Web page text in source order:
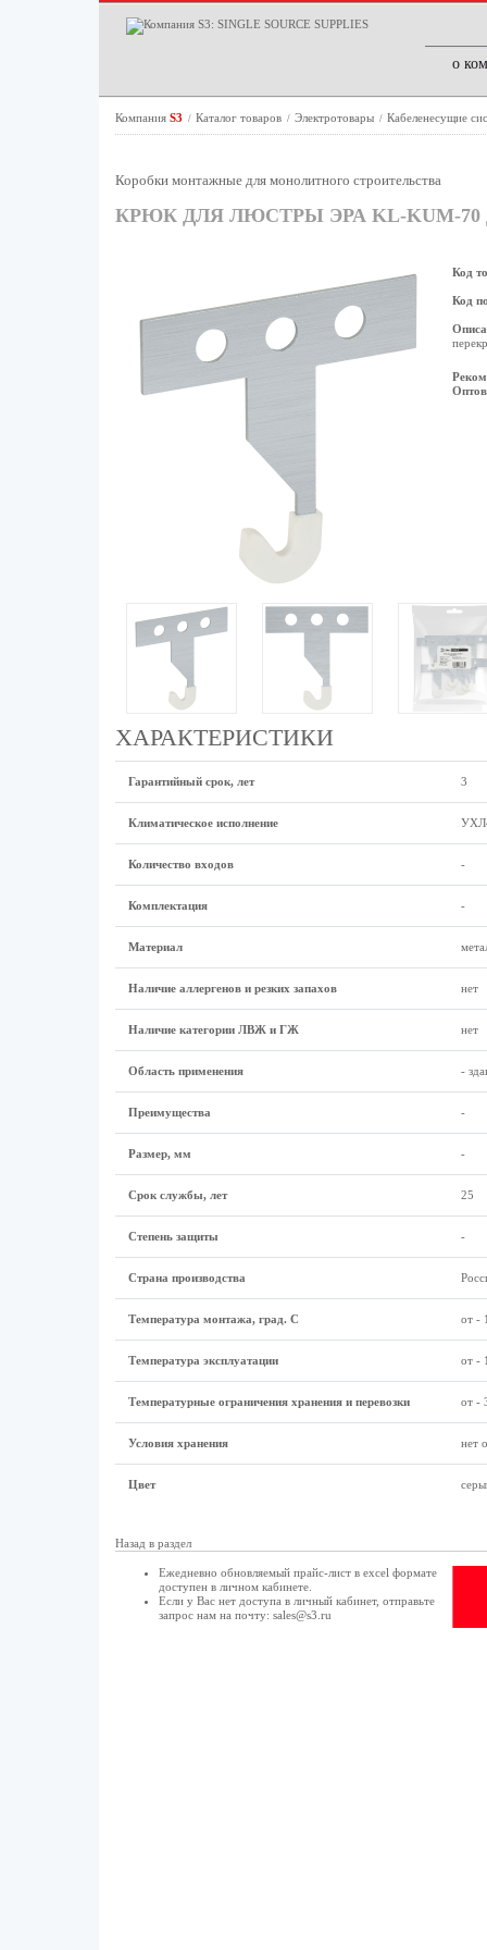
о
Компания S3 / Каталог товаров / Электротовары / Кабеленесущие
Коробки монтажные для монолитного строительства
КРЮК ДЛЯ ЛЮСТРЫ ЭРА KL-KUM-70
Код
Код
ХАРАКТЕРИСТИКИ
Гарантийный срок, лет 3
Климатическое исполнение
Количество входов -
Комплектация -
Материал
Наличие аллергенов и резких запахов нет
Наличие категории ЛВЖ и ГЖ нет
Область применения -
Преимущества -
Размер, мм -
Срок службы, лет 25
Степень защиты -
Страна производства
Температура монтажа, град. С от -
Температура эксплуатации от -
Температурные ограничения хранения и перевозки от -
Условия хранения нет
Цвет
Назад в раздел
Ежедневно обновляемый прайс-лист в excel формате
доступен в личном кабинете.
Если у Вас нет доступа в личный кабинет, отправьте
запрос нам на почту: sales@s3.ru